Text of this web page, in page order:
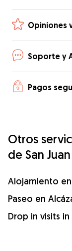
Opiniones
Soporte y
Pagos
Otros
de San Juan
Alojamiento en
Paseo en
Drop in visits in